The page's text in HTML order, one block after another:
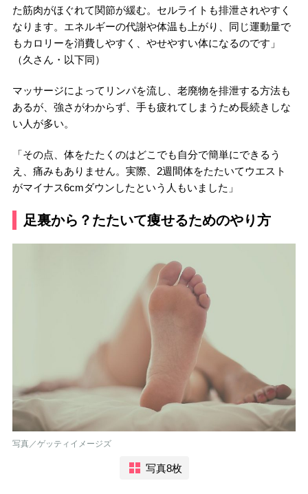
た筋肉がほぐれて関節が緩む。セルライトも排泄されやすく
なります。エネルギーの代謝や体温も上がり、同じ運動量で
もカロリーを消費しやすく、やせやすい体になるのです」
（久さん・以下同）
マッサージによってリンパを流し、老廃物を排泄する方法も
あるが、強さがわからず、手も疲れてしまうため長続きしな
い人が多い。
「その点、体をたたくのはどこでも自分で簡単にできるう
え、痛みもありません。実際、2週間体をたたいてウエスト
がマイナス6cmダウンしたという人もいました」
足裏から？たたいて痩せるためのやり方
写真／ゲッティイメージズ
写真8枚